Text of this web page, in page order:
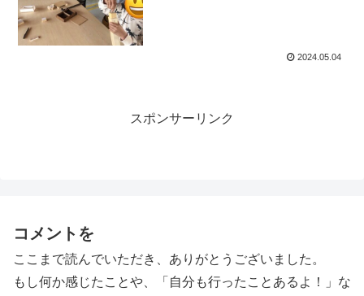
2024.05.04
スポンサーリンク
コメントを
ここまで読んでいただき、ありがとうございました。
もし何か感じたことや、「自分も行ったことあるよ！」な